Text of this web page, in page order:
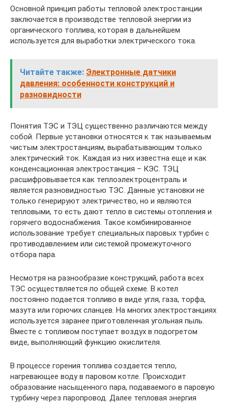
Основной принцип работы тепловой электростанции
заключается в производстве тепловой энергии из
органического топлива, которая в дальнейшем
используется для выработки электрического тока.
Читайте также: Электронные датчики
давления: особенности конструкций и
разновидности
Понятия ТЭС и ТЭЦ существенно различаются между
собой. Первые установки относятся к так называемым
чистым электростанциям, вырабатывающим только
электрический ток. Каждая из них известна еще и как
конденсационная электростанция – КЭС. ТЭЦ
расшифровывается как теплоэлектроцентраль и
является разновидностью ТЭС. Данные установки не
только генерируют электричество, но и являются
тепловыми, то есть дают тепло в системы отопления и
горячего водоснабжения. Такое комбинированное
использование требует специальных паровых турбин с
противодавлением или системой промежуточного
отбора пара.
Несмотря на разнообразие конструкций, работа всех
ТЭС осуществляется по общей схеме. В котел
постоянно подается топливо в виде угля, газа, торфа,
мазута или горючих сланцев. На многих электростанциях
используется заранее приготовленная угольная пыль.
Вместе с топливом поступает воздух в подогретом
виде, выполняющий функцию окислителя.
В процессе горения топлива создается тепло,
нагревающее воду в паровом котле. Происходит
образование насыщенного пара, подаваемого в паровую
турбину через паропровод. Далее тепловая энергия